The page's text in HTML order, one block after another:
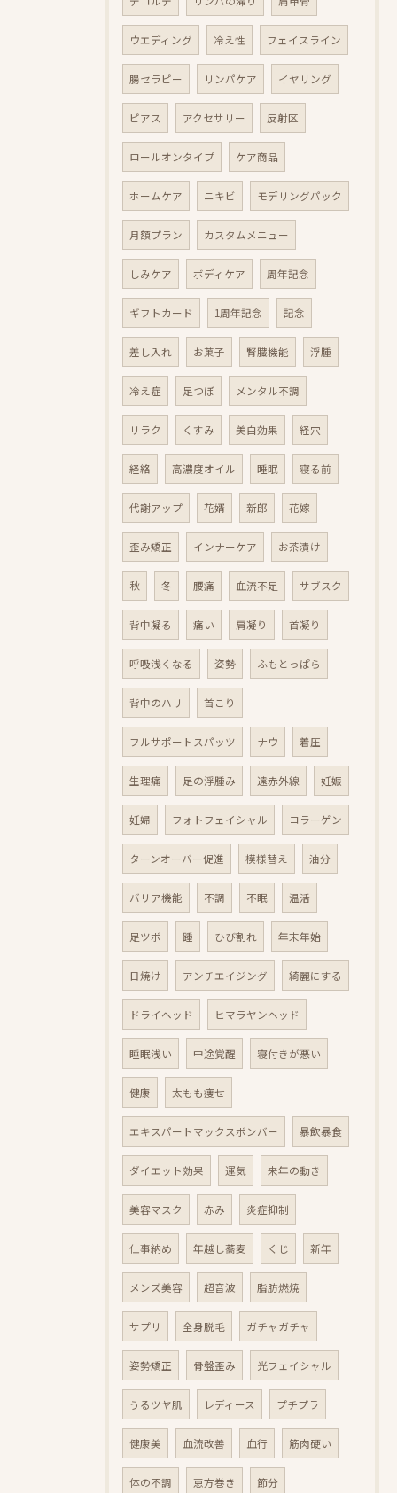
ウエディング 冷え性 フェイスライン
腸セラピー リンパケア イヤリング
ピアス アクセサリー 反射区
ロールオンタイプ ケア商品
ホームケア ニキビ モデリングパック
月額プラン カスタムメニュー
しみケア ボディケア 周年記念
ギフトカード 1周年記念 記念
差し入れ お菓子 腎臓機能 浮腫
冷え症 足つぼ メンタル不調
リラク くすみ 美白効果 経穴
経絡 高濃度オイル 睡眠 寝る前
代謝アップ 花婿 新郎 花嫁
歪み矯正 インナーケア お茶漬け
秋 冬 腰痛 血流不足 サブスク
背中凝る 痛い 肩凝り 首凝り
呼吸浅くなる 姿勢 ふもとっぱら
背中のハリ 首こり
フルサポートスパッツ ナウ 着圧
生理痛 足の浮腫み 遠赤外線 妊娠
妊婦 フォトフェイシャル コラーゲン
ターンオーバー促進 模様替え 油分
バリア機能 不調 不眠 温活
足ツボ 踵 ひび割れ 年末年始
日焼け アンチエイジング 綺麗にする
ドライヘッド ヒマラヤンヘッド
睡眠浅い 中途覚醒 寝付きが悪い
健康 太もも痩せ
エキスパートマックスボンバー 暴飲暴食
ダイエット効果 運気 来年の動き
美容マスク 赤み 炎症抑制
仕事納め 年越し蕎麦 くじ 新年
メンズ美容 超音波 脂肪燃焼
サプリ 全身脱毛 ガチャガチャ
姿勢矯正 骨盤歪み 光フェイシャル
うるツヤ肌 レディース プチプラ
健康美 血流改善 血行 筋肉硬い
体の不調 恵方巻き 節分